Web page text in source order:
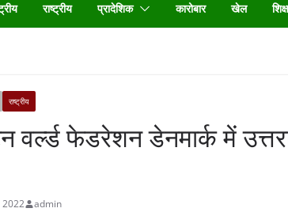
राष्ट्रीय प्रादेशिक कारोबार खेल
राष्ट्रीय
वर्ल्ड फेडरेशन डेनमार्क में
2022 admin